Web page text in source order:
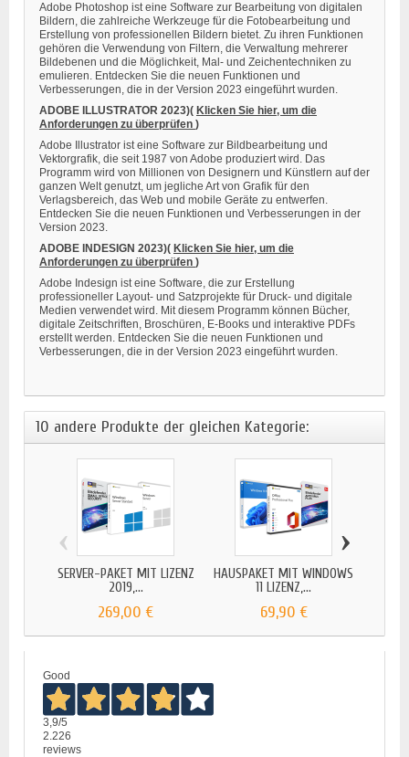
Adobe Photoshop ist eine Software zur Bearbeitung von digitalen
Bildern, die zahlreiche Werkzeuge für die Fotobearbeitung und
Erstellung von professionellen Bildern bietet. Zu ihren Funktionen
gehören die Verwendung von Filtern, die Verwaltung mehrerer
Bildebenen und die Möglichkeit, Mal- und Zeichentechniken zu
emulieren. Entdecken Sie die neuen Funktionen und
Verbesserungen, die in der Version 2023 eingeführt wurden.
ADOBE ILLUSTRATOR 2023)( Klicken Sie hier, um die
Anforderungen zu überprüfen )
Adobe Illustrator ist eine Software zur Bildbearbeitung und
Vektorgrafik, die seit 1987 von Adobe produziert wird. Das
Programm wird von Millionen von Designern und Künstlern auf der
ganzen Welt genutzt, um jegliche Art von Grafik für den
Verlagsbereich, das Web und mobile Geräte zu entwerfen.
Entdecken Sie die neuen Funktionen und Verbesserungen in der
Version 2023.
ADOBE INDESIGN 2023)( Klicken Sie hier, um die
Anforderungen zu überprüfen )
Adobe Indesign ist eine Software, die zur Erstellung
professioneller Layout- und Satzprojekte für Druck- und digitale
Medien verwendet wird. Mit diesem Programm können Bücher,
digitale Zeitschriften, Broschüren, E-Books und interaktive PDFs
erstellt werden. Entdecken Sie die neuen Funktionen und
Verbesserungen, die in der Version 2023 eingeführt wurden.
10 andere Produkte der gleichen Kategorie:
SERVER-PAKET MIT LIZENZ
2019,...
269,00 €
HAUSPAKET MIT WINDOWS
11 LIZENZ,...
69,90 €
‹ ›
Good
3,9/5
2.226
reviews